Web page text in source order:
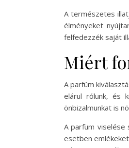
A természetes
élményeket
felfedezzék saját
Miért
A parfüm
elárul rólunk, és
önbizalmunkat is
A parfüm viselése
esetben